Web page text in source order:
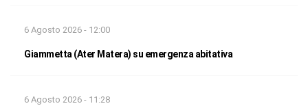
6 Agosto 2026 - 12:00
Giammetta (Ater Matera) su emergenza abitativa
6 Agosto 2026 - 11:28